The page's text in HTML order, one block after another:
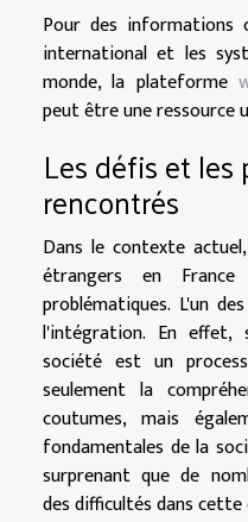
Pour des informations
international et les
monde, la plateforme
peut être une ressource
Les défis et
rencontrés
Dans le contexte
étrangers en
problématiques. L'un
l'intégration. En effet,
société est un
seulement la
coutumes, mais
fondamentales de la
surprenant que de
des difficultés dans cette